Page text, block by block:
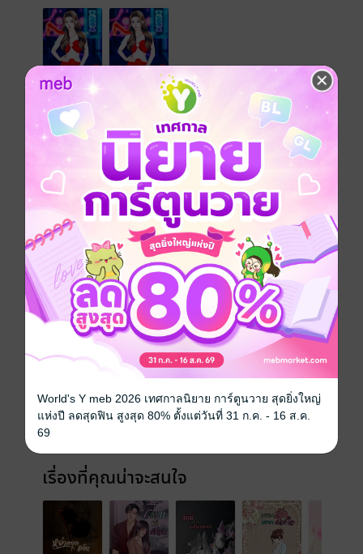
หนังสือเซตนี้มีทั้งหมด 2 เรื่อง คือ
นางร้ายพลั้งรักมาเฟีย (เล่ม1)
นางร้ายพลั้งรักมาเฟีย (จบเล่ม)
โรแมนติก โรมานซ์ มาเฟีย
ครอบครัว
ประเภทไฟล์ pdf, epub
ความยาว 671 หน้า (≈ 130,853 คำ)
ราคาปก
เรื่องที่คุณน่าจะสนใจ
World's Y meb 2026 เทศกาลนิยาย การ์ตูนวาย สุดยิ่งใหญ่
แห่งปี ลดสุดฟิน สูงสุด 80% ตั้งแต่วันที่ 31 ก.ค. - 16 ส.ค.
69